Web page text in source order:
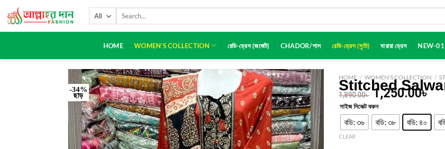
HOME WOMEN’S COLLECTION রেডি-ড্রেস (জর্জেট) CHADOR/শাল রেডি-ড্রেস (সুতি) ঘারারা ড্রেস NEW-01
-34%
ছাড়
HOME / WOMEN'S COLLECTION /
Stitched
1,890.00৳ 1,250.00৳
সাইজ সিলেক্ট করুন
বডি: ৩৬ বডি: ৩৮ বডি: ৪০
CLEAR